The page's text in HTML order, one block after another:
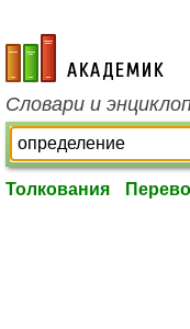
academic.ru
Словари и
Толкования